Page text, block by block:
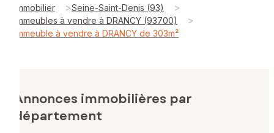
Immobilier >Seine-Saint-Denis (93) >
Immeubles à vendre à DRANCY (93700) >
Immeuble à vendre à DRANCY de 303m²
Annonces immobilières par
département